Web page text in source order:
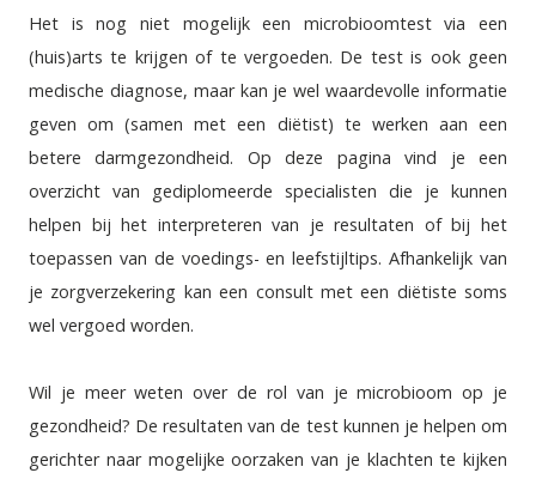
Het is nog niet mogelijk een microbioomtest via een
(huis)arts te krijgen of te vergoeden. De test is ook geen
medische diagnose, maar kan je wel waardevolle informatie
geven om (samen met een diëtist) te werken aan een
betere darmgezondheid. Op deze pagina vind je een
overzicht van gediplomeerde specialisten die je kunnen
helpen bij het interpreteren van je resultaten of bij het
toepassen van de voedings- en leefstijltips. Afhankelijk van
je zorgverzekering kan een consult met een diëtiste soms
wel vergoed worden.
Wil je meer weten over de rol van je microbioom op je
gezondheid? De resultaten van de test kunnen je helpen om
gerichter naar mogelijke oorzaken van je klachten te kijken